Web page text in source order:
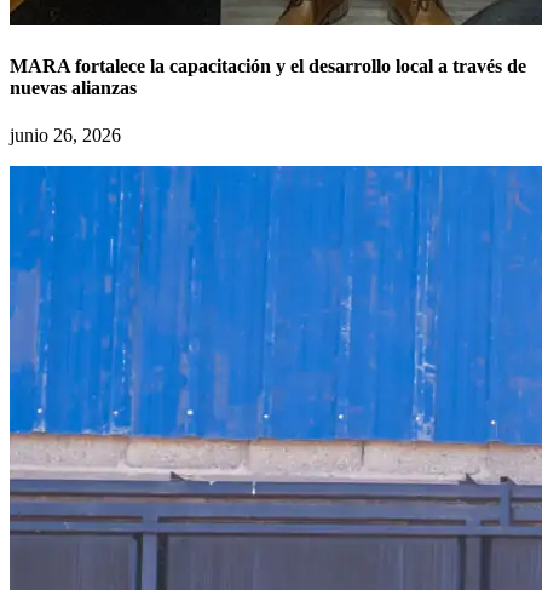
MARA fortalece la capacitación y el desarrollo local a través de
nuevas alianzas
junio 26, 2026